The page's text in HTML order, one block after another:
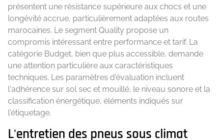
présentent une résistance supérieure aux chocs et une
longévité accrue, particulièrement adaptées aux routes
marocaines. Le segment Quality propose un
compromis intéressant entre performance et tarif. La
catégorie Budget, bien que plus accessible, demande
une attention particulière aux caractéristiques
techniques. Les paramètres d'évaluation incluent
l'adhérence sur sol sec et mouillé, le niveau sonore et la
classification énergétique, éléments indiqués sur
l'étiquetage.
L'entretien des pneus sous climat